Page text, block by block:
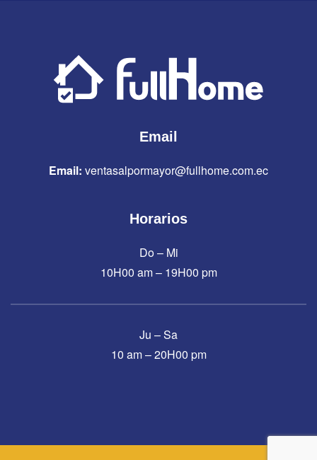
Email
Email: ventasalpormayor@fullhome.com.ec
Horarios
Do – Mi
10H00 am – 19H00 pm
Ju – Sa
10 am – 20H00 pm